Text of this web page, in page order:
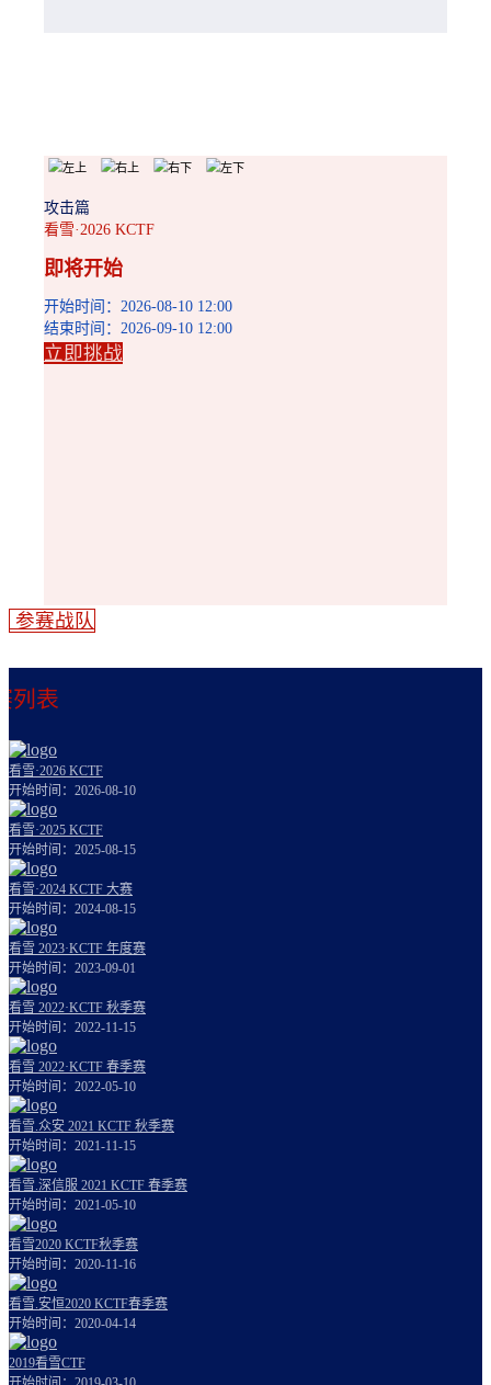
攻击篇
看雪·2026 KCTF
即将开始
开始时间：2026-08-10 12:00
结束时间：2026-09-10 12:00
立即挑战
参赛战队
列表
看雪·2026 KCTF
开始时间：2026-08-10
看雪·2025 KCTF
开始时间：2025-08-15
看雪·2024 KCTF 大赛
开始时间：2024-08-15
看雪 2023·KCTF 年度赛
开始时间：2023-09-01
看雪 2022·KCTF 秋季赛
开始时间：2022-11-15
看雪 2022·KCTF 春季赛
开始时间：2022-05-10
看雪.众安 2021 KCTF 秋季赛
开始时间：2021-11-15
看雪.深信服 2021 KCTF 春季赛
开始时间：2021-05-10
看雪2020 KCTF秋季赛
开始时间：2020-11-16
看雪.安恒2020 KCTF春季赛
开始时间：2020-04-14
2019看雪CTF